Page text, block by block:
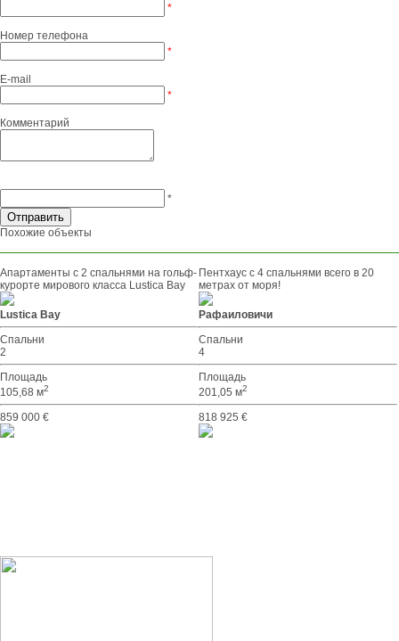
*
Номер телефона
*
E-mail
*
Комментарий
*
Похожие объекты
Апартаменты с 2 спальнями на гольф-
курорте мирового класса Lustica Bay
Lustica Bay
Спальни
2
Площадь
105,68 м2
859 000 €
Пентхаус с 4 спальнями всего в 20
метрах от моря!
Рафаиловичи
Спальни
4
Площадь
201,05 м2
818 925 €